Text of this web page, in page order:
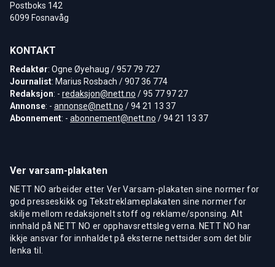
Postboks 142
6099 Fosnavåg
KONTAKT
Redaktør: Ogne Øyehaug / 957 79 727
Journalist: Marius Rosbach / 907 36 774
Redaksjon: - redaksjon@nett.no / 95 77 97 27
Annonse: - annonse@nett.no / 94 21 13 37
Abonnement: - abonnement@nett.no / 94 21 13 37
Ver varsam-plakaten
NETT NO arbeider etter Ver Varsam-plakaten sine normer for
god presseskikk og Tekstreklameplakaten sine normer for
skilje mellom redaksjonelt stoff og reklame/sponsing. Alt
innhald på NETT NO er opphavsrettsleg verna. NETT NO har
ikkje ansvar for innhaldet på eksterne nettsider som det blir
lenka til.